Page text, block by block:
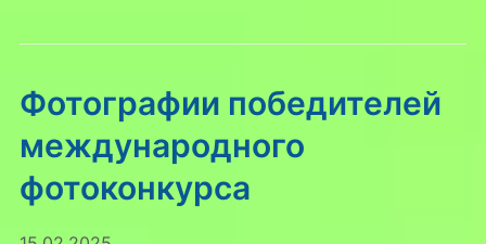
Фотографии победителей
международного
фотоконкурса